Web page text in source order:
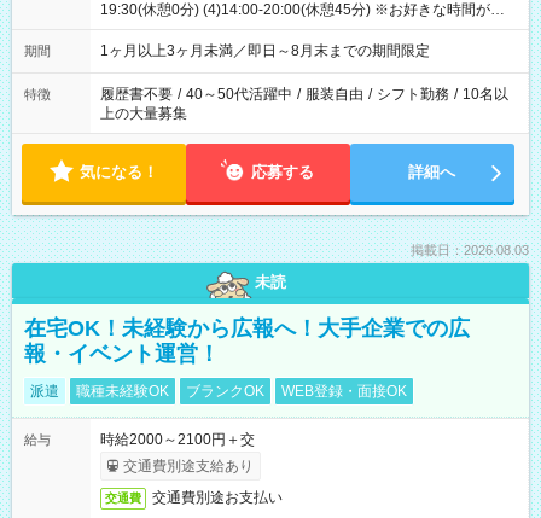
19:30(休憩0分) (4)14:00-20:00(休憩45分) ※お好きな時間が選べ
ます
期間 1ヶ月以上3ヶ月未満／即日～8月末までの期間限定
特徴 履歴書不要 / 40～50代活躍中 / 服装自由 / シフト勤務 / 10名以
上の大量募集
気になる！ 応募する 詳細へ
掲載日：2026.08.03
未読
在宅OK！未経験から広報へ！大手企業での広
報・イベント運営！
派遣 職種未経験OK ブランクOK WEB登録・面接OK
給与
時給2000～2100円＋交
交通費別途支給あり
交通費 交通費別途お支払い